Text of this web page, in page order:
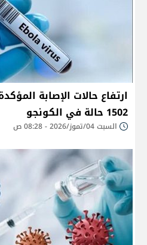
ارتفاع حالات الإصابة
1502 حالة في الكونجو
السبت 04/تموز/2026 - 08:28 ص